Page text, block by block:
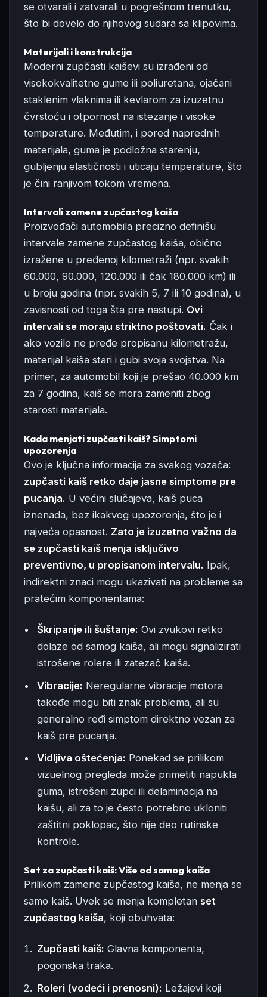
se otvarali i zatvarali u pogrešnom trenutku,
što bi dovelo do njihovog sudara sa klipovima.
Materijali i konstrukcija
Moderni zupčasti kaiševi su izrađeni od
visokokvalitetne gume ili poliuretana, ojačani
staklenim vlaknima ili kevlarom za izuzetnu
čvrstoću i otpornost na istezanje i visoke
temperature. Međutim, i pored naprednih
materijala, guma je podložna starenju,
gubljenju elastičnosti i uticaju temperature, što
je čini ranjivom tokom vremena.
Intervali zamene zupčastog kaiša
Proizvođači automobila precizno definišu
intervale zamene zupčastog kaiša, obično
izražene u pređenoj kilometraži (npr. svakih
60.000, 90.000, 120.000 ili čak 180.000 km) ili
u broju godina (npr. svakih 5, 7 ili 10 godina), u
zavisnosti od toga šta pre nastupi. Ovi
intervali se moraju striktno poštovati. Čak i
ako vozilo ne pređe propisanu kilometražu,
materijal kaiša stari i gubi svoja svojstva. Na
primer, za automobil koji je prešao 40.000 km
za 7 godina, kaiš se mora zameniti zbog
starosti materijala.
Kada menjati zupčasti kaiš? Simptomi
upozorenja
Ovo je ključna informacija za svakog vozača:
zupčasti kaiš retko daje jasne simptome pre
pucanja. U većini slučajeva, kaiš puca
iznenada, bez ikakvog upozorenja, što je i
najveća opasnost. Zato je izuzetno važno da
se zupčasti kaiš menja isključivo
preventivno, u propisanom intervalu. Ipak,
indirektni znaci mogu ukazivati na probleme sa
pratećim komponentama:
Škripanje ili šuštanje: Ovi zvukovi retko
dolaze od samog kaiša, ali mogu signalizirati
istrošene rolere ili zatezač kaiša.
Vibracije: Neregularne vibracije motora
takođe mogu biti znak problema, ali su
generalno ređi simptom direktno vezan za
kaiš pre pucanja.
Vidljiva oštećenja: Ponekad se prilikom
vizuelnog pregleda može primetiti napukla
guma, istrošeni zupci ili delaminacija na
kaišu, ali za to je često potrebno ukloniti
zaštitni poklopac, što nije deo rutinske
kontrole.
Set za zupčasti kaiš: Više od samog kaiša
Prilikom zamene zupčastog kaiša, ne menja se
samo kaiš. Uvek se menja kompletan set
zupčastog kaiša, koji obuhvata:
Zupčasti kaiš: Glavna komponenta,
pogonska traka.
Roleri (vodeći i prenosni): Ležajevi koji